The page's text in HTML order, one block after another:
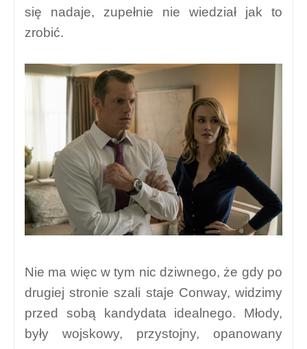
się nadaje, zupełnie nie wiedział jak to
zrobić.
Nie ma więc w tym nic dziwnego, że gdy po
drugiej stronie szali staje Conway, widzimy
przed sobą kandydata idealnego. Młody,
były wojskowy, przystojny, opanowany